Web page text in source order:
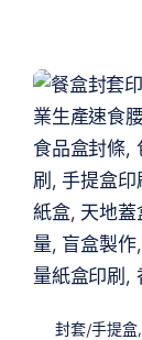
封套/手提盒,